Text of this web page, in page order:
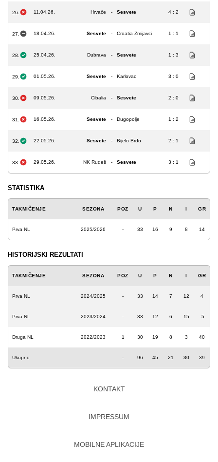
26. 11.04.26. Hrvače - Sesvete 4 : 2
27. 18.04.26. Sesvete - Croatia Zmijavci 1 : 1
28. 25.04.26. Dubrava - Sesvete 1 : 3
29. 01.05.26. Sesvete - Karlovac 3 : 0
30. 09.05.26. Cibalia - Sesvete 2 : 0
31. 16.05.26. Sesvete - Dugopolje 1 : 2
32. 22.05.26. Sesvete - Bijelo Brdo 2 : 1
33. 29.05.26. NK Rudeš - Sesvete 3 : 1
STATISTIKA
TAKMIČENJE SEZONA POZ U P N I GR
Prva NL 2025/2026 - 33 16 9 8 14
HISTORIJSKI REZULTATI
TAKMIČENJE SEZONA POZ U P N I GR
Prva NL 2024/2025 - 33 14 7 12 4
Prva NL 2023/2024 - 33 12 6 15 -5
Druga NL 2022/2023 1 30 19 8 3 40
Ukupno - 96 45 21 30 39
KONTAKT
IMPRESSUM
MOBILNE APLIKACIJE